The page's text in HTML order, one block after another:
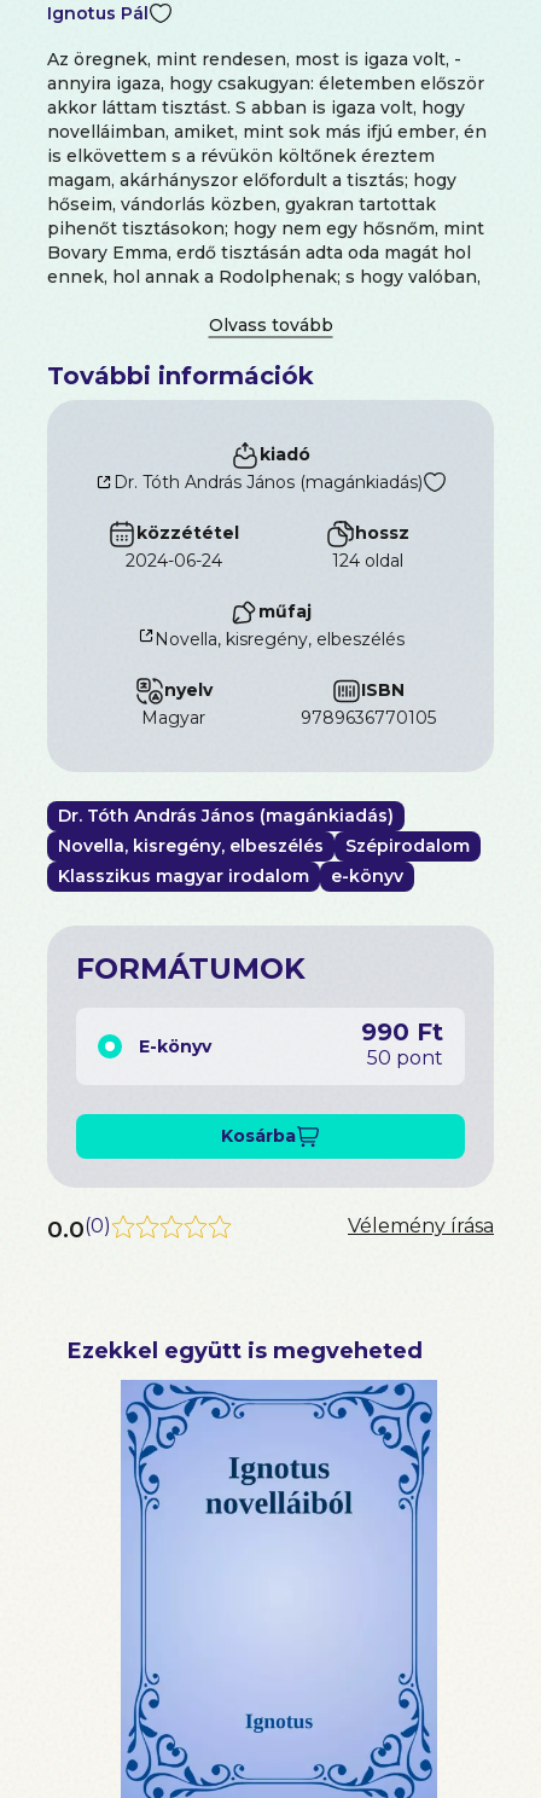
Ignotus Pál
Az öregnek, mint rendesen, most is igaza volt, -
annyira igaza, hogy csakugyan: életemben először
akkor láttam tisztást. S abban is igaza volt, hogy
novelláimban, amiket, mint sok más ifjú ember, én
is elkövettem s a révükön költőnek éreztem
magam, akárhányszor előfordult a tisztás; hogy
hőseim, vándorlás közben, gyakran tartottak
pihenőt tisztásokon; hogy nem egy hősnőm, mint
Bovary Emma, erdő tisztásán adta oda magát hol
ennek, hol annak a Rodolphenak; s hogy valóban,
közepéről a bokorban leselkedő vadász csöve elé,
csöve elől pedig, ha még úgy tokba van is bújtatva,
ma is át szoktam ülni, ahová vadász-utas nem igen
ül: a nem dohányzó szakaszba.
További információk
kiadó
Dr. Tóth András János (magánkiadás)
közzététel
2024-06-24
hossz
124 oldal
műfaj
Novella, kisregény, elbeszélés
nyelv
magyar
ISBN
9789636770105
Dr. Tóth András János (magánkiadás)
Novella, kisregény, elbeszélés
Szépirodalom
Klasszikus magyar irodalom
e-könyv
FORMÁTUMOK
E-könyv 990 Ft
50 pont
Kosárba
0.0(0) Vélemény írása
Ezekkel együtt is megveheted